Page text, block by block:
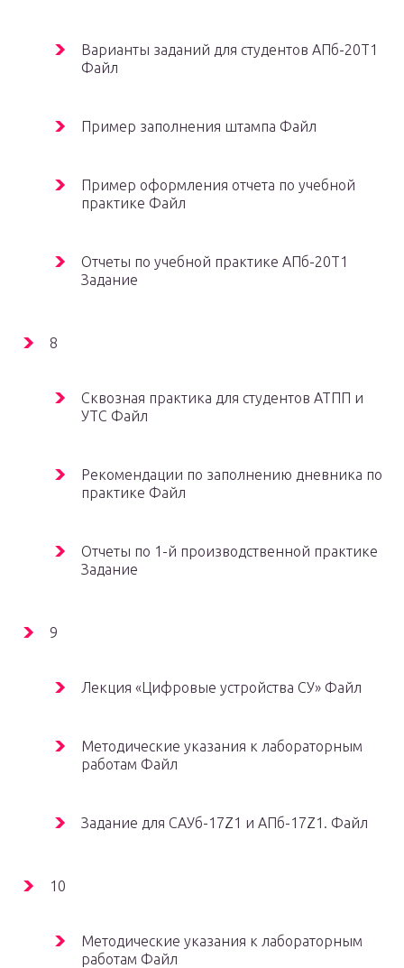
Варианты заданий для студентов АПб-20Т1
Файл
Пример заполнения штампа Файл
Пример оформления отчета по учебной
практике Файл
Отчеты по учебной практике АПб-20Т1
Задание
8
Сквозная практика для студентов АТПП и
УТС Файл
Рекомендации по заполнению дневника по
практике Файл
Отчеты по 1-й производственной практике
Задание
9
Лекция «Цифровые устройства СУ» Файл
Методические указания к лабораторным
работам Файл
Задание для САУб-17Z1 и АПб-17Z1. Файл
10
Методические указания к лабораторным
работам Файл